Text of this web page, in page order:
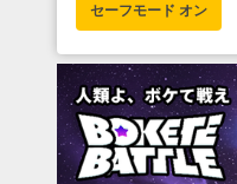
セーフモード オン